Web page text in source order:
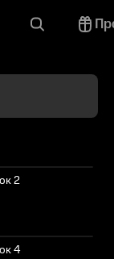
2
4